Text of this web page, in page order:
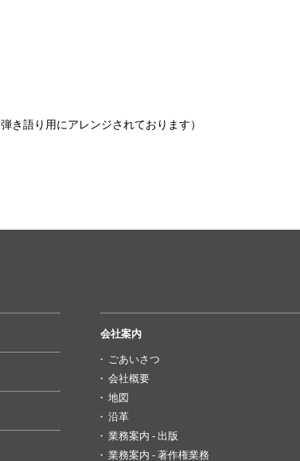
き語り用にアレンジされております）
会社案内
ごあいさつ
会社概要
地図
沿革
業務案内 - 出版
業務案内 - 著作権業務